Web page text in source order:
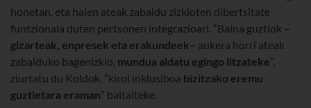
honetan, eta haien ateak zabaldu zizkioten dibertsitate
funtzionala duten pertsonen integrazioari. “Baina guztiok –
gizarteak, enpresek eta erakundeek– aukera horri ateak
zabalduko bagenizkio, mundua aldatu egingo litzateke”,
ziurtatu du Koldok, “kirol inklusiboa bizitzako eremu
guztietara eraman” baitaiteke.